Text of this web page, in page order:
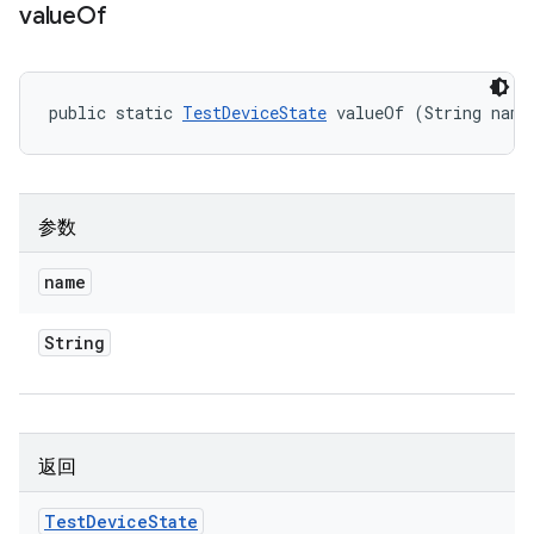
valueOf
public static TestDeviceState valueOf (String
参数
name
String
返回
TestDeviceState